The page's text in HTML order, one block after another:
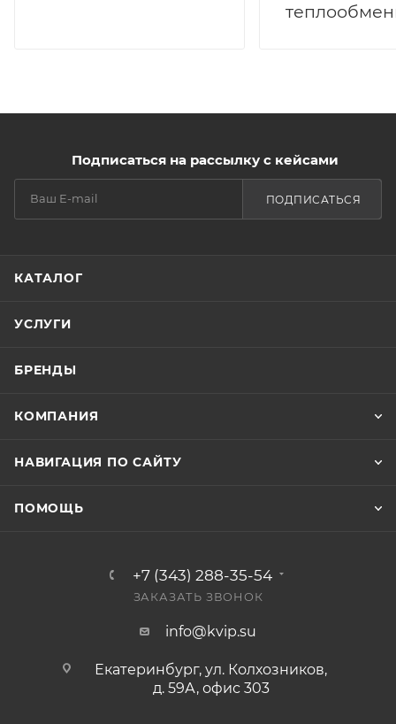
Подписаться на рассылку с кейсами
ПОДПИСАТЬСЯ
КАТАЛОГ
УСЛУГИ
БРЕНДЫ
КОМПАНИЯ
НАВИГАЦИЯ ПО САЙТУ
ПОМОЩЬ
+7 (343) 288-35-54
ЗАКАЗАТЬ ЗВОНОК
info@kvip.su
Екатеринбург, ул. Колхозников,
д. 59А, офис 303